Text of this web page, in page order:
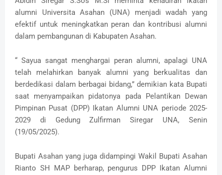
alumni Universita Asahan (UNA) menjadi wadah yang
efektif untuk meningkatkan peran dan kontribusi alumni
dalam pembangunan di Kabupaten Asahan.
“ Sayua sangat menghargai peran alumni, apalagi UNA
telah melahirkan banyak alumni yang berkualitas dan
berdedikasi dalam berbagai bidang,” demikian kata Bupati
saat menyampaikan pidatonya pada Pelantikan Dewan
Pimpinan Pusat (DPP) Ikatan Alumni UNA periode 2025-
2029 di Gedung Zulfirman Siregar UNA, Senin
(19/05/2025).
Bupati Asahan yang juga didampingi Wakil Bupati Asahan
Rianto SH MAP berharap, pengurus DPP Ikatan Alumni